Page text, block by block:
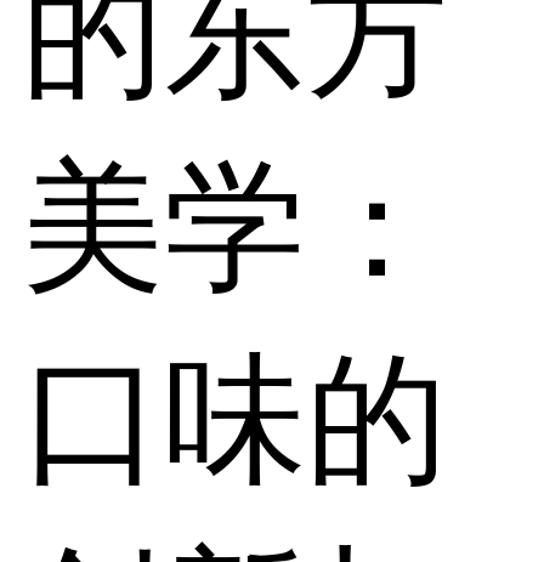
的东方
美学：
口味的